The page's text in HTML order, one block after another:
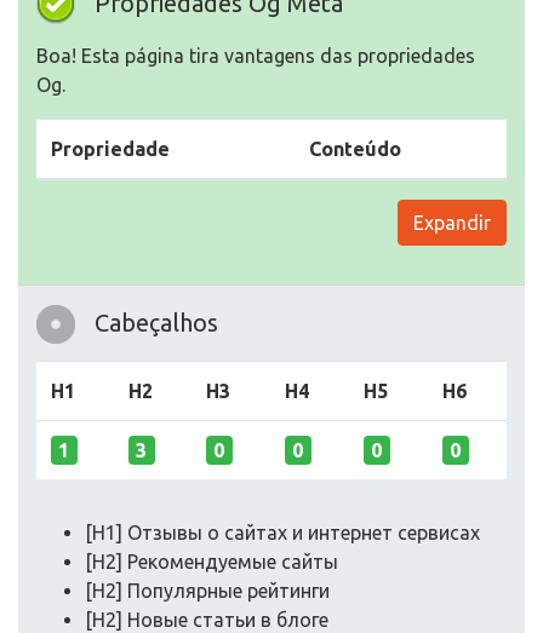
Boa! Esta página tira vantagens das propriedades
Og.
Propriedade Conteúdo
Expandir
Cabeçalhos
H1 H2 H3 H4 H5 H6
1 3 0 0 0 0
[H1] Отзывы о сайтах и интернет сервисах
[H2] Рекомендуемые сайты
[H2] Популярные рейтинги
[H2] Новые статьи в блоге